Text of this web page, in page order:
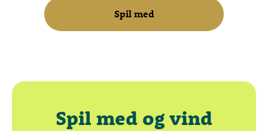
Spil med
Spil med og vind